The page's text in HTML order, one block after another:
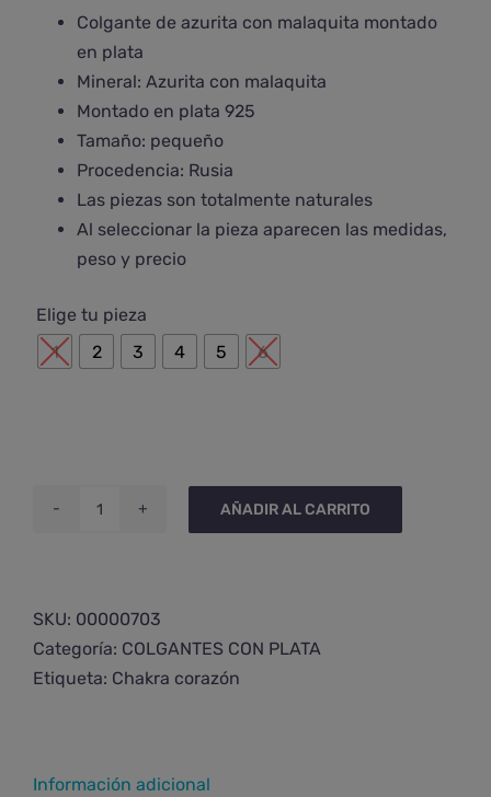
desde
hasta
€55,00
Colgante de azurita con malaquita montado
en plata
Mineral: Azurita con malaquita
Montado en plata 925
Tamaño: pequeño
Procedencia: Rusia
Las piezas son totalmente naturales
Al seleccionar la pieza aparecen las medidas,
peso y precio
Elige tu pieza
1 2 3 4 5 6
pequeño
cantidad
AÑADIR AL CARRITO
SKU: 00000703
Categoría: COLGANTES CON PLATA
Etiqueta: Chakra corazón
Información adicional